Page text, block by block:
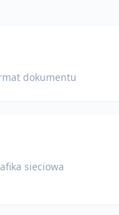
dokumentu
sieciowa